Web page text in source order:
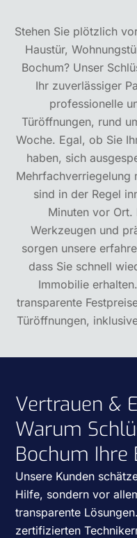
Stehen Sie plötzlich
Haustür,
Bochum? Unser
Ihr zuverlässiger
professionelle
Türöffnungen, rund
Woche. Egal, ob Sie
haben, sich
Mehrfachverriegelung
sind in der Regel
Minuten vor
Werkzeugen und
sorgen unsere
dass Sie schnell
Immobilie
transparente
Türöffnungen,
Vertrauen &
Warum
Bochum Ihre
Unsere Kunden
Hilfe, sondern vor
transparente
zertifizierten